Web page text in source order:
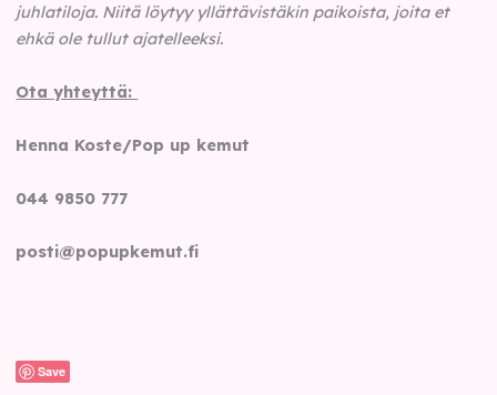
juhlatiloja. Niitä löytyy yllättävistäkin paikoista, joita et
ehkä ole tullut ajatelleeksi.
Ota yhteyttä:
Henna Koste/Pop up kemut
044 9850 777
posti@popupkemut.fi
Save